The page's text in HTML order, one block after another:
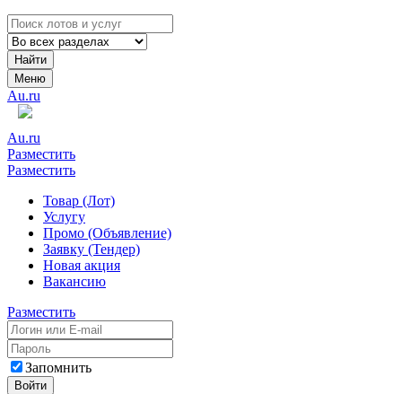
Найти
Меню
Au.ru
Au.ru
Разместить
Разместить
Товар (Лот)
Услугу
Промо (Объявление)
Заявку (Тендер)
Новая акция
Вакансию
Разместить
Запомнить
Войти